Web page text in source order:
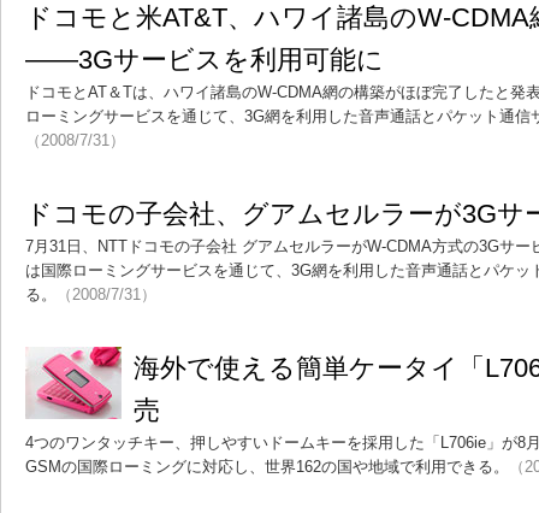
ドコモと米AT&T、ハワイ諸島のW-
――3Gサービスを利用可能に
ドコモとAT＆Tは、ハワイ諸島のW-CDMA網の構築がほぼ完了したと発
ローミングサービスを通じて、3G網を利用した音声通話とパケット通信
（2008/7/31）
ドコモの子会社、グアムセルラーが3Gサ
7月31日、NTTドコモの子会社 グアムセルラーがW-CDMA方式の3Gサ
は国際ローミングサービスを通じて、3G網を利用した音声通話とパケッ
る。
（2008/7/31）
海外で使える簡単ケータイ「
売
4つのワンタッチキー、押しやすいドームキーを採用した「L706ie」が8
GSMの国際ローミングに対応し、世界162の国や地域で利用できる。
（